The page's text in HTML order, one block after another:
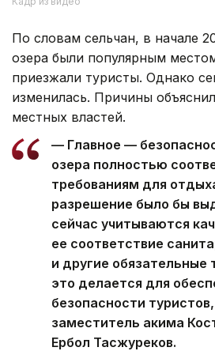
По словам сельчан, в начале
озера были популярным
приезжали туристы. Однако
изменилась. Причины
местных властей.
— Главное —
озера полностью
требованиям для
разрешение было бы
сейчас учитываются
ее соответствие
и другие обязательные
это делается для
безопасности
заместитель акима
Ербол Тасжуреков.